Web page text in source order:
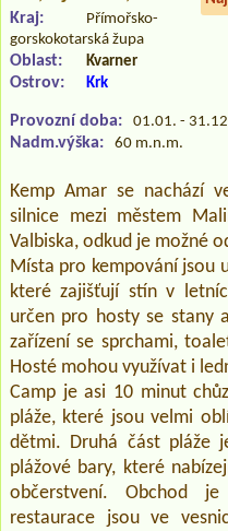
Kraj:
Přímořsko-
gorskokotarská župa
Oblast: Kvarner
Ostrov: Krk
Provozní doba: 01.01. -
Nadm.výška: 60 m.n.m.
Kemp Amar se nachází
silnice mezi městem
Valbiska, odkud je možné
Místa pro kempování jsou
které zajišťují stín v
určen pro hosty se stany
zařízení se sprchami,
Hosté mohou využívat i
Camp je asi 10 minut
pláže, které jsou velmi
dětmi. Druhá část pláže
plážové bary, které
občerstvení. Obchod
restaurace jsou ve